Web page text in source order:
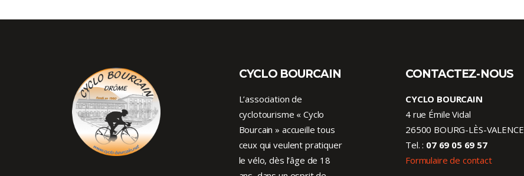
CYCLO BOURCAIN
L’association de
cyclotourisme « Cyclo
Bourcain » accueille tous
ceux qui veulent pratiquer
le vélo, dès l’âge de 18
CONTACTEZ-NOUS
CYCLO BOURCAIN
4 rue Émile Vidal
26500 BOURG-LÈS-VALENCE
Tel. : 07 69 05 69 57
Formulaire de contact